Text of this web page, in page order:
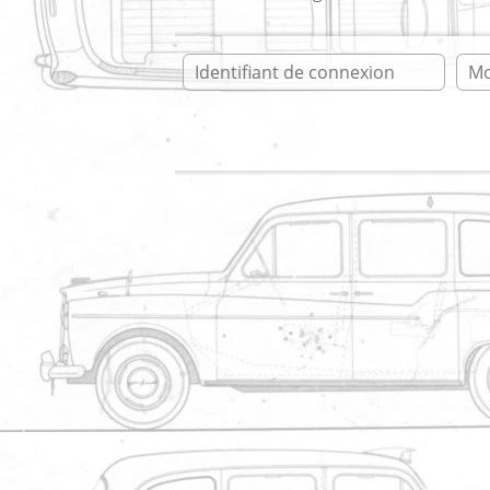
Accueil * taxianglais.fr * forum
* taxianglais.fr
LEVC VN5